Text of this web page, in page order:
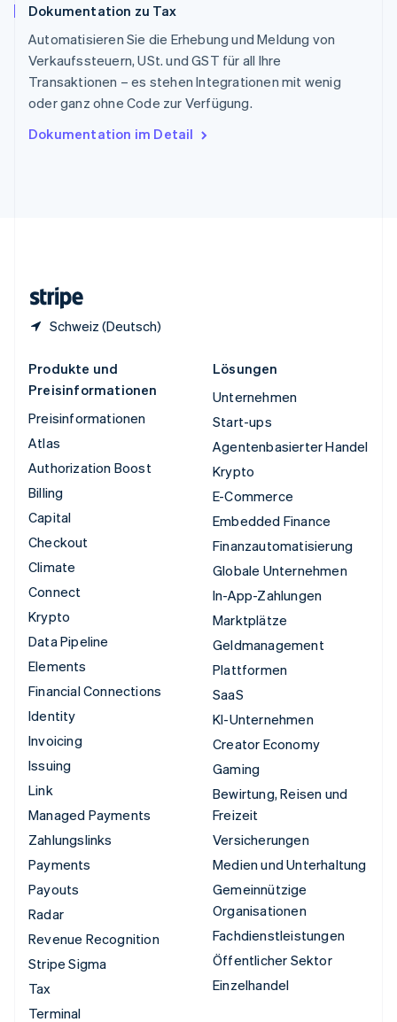
Dokumentation zu Tax
Automatisieren Sie die Erhebung und Meldung von
Verkaufssteuern, USt. und GST für all Ihre
Transaktionen – es stehen Integrationen mit wenig
oder ganz ohne Code zur Verfügung.
Dokumentation im Detail
Schweiz (Deutsch)
Spanien
EspañolEnglish
Thailand
Tschechische Republik
English
English
Produkte und
Preisinformationen
Preisinformationen
Atlas
Authorization Boost
Billing
Capital
Checkout
Climate
Connect
Krypto
Data Pipeline
Elements
Financial Connections
Identity
Invoicing
Issuing
Link
Managed Payments
Zahlungslinks
Payments
Payouts
Radar
Revenue Recognition
Stripe Sigma
Tax
Terminal
Lösungen
Unternehmen
Start-ups
Agentenbasierter Handel
Krypto
E-Commerce
Embedded Finance
Finanzautomatisierung
Globale Unternehmen
In-App-Zahlungen
Marktplätze
Geldmanagement
Plattformen
SaaS
KI-Unternehmen
Creator Economy
Gaming
Bewirtung, Reisen und
Freizeit
Versicherungen
Medien und Unterhaltung
Gemeinnützige
Organisationen
Fachdienstleistungen
Öffentlicher Sektor
Einzelhandel